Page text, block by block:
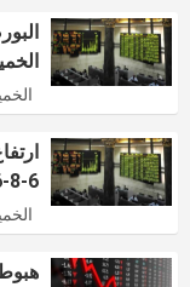
الخميس
الخميس 6
6-8-2026
الخميس 6